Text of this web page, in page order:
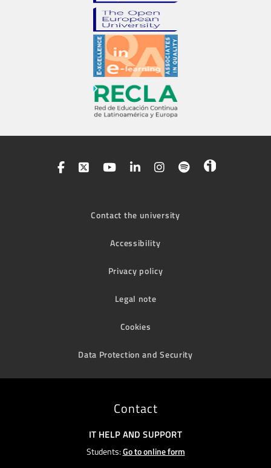
Contact the university
Accessibility
Privacy policy
Legal note
Cookies
Data Protection and Security
Contact
IT HELP AND SUPPORT
Students:Go to online form